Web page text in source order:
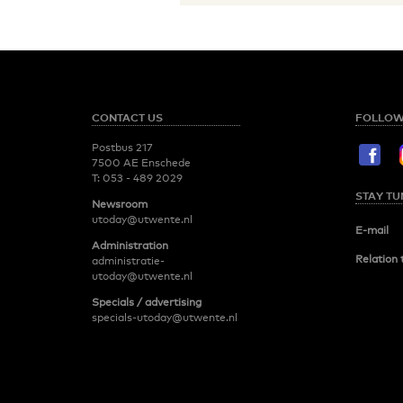
CONTACT US
Postbus 217
7500 AE Enschede
T: 053 - 489 2029
Newsroom
utoday@utwente.nl
Administration
administratie-
utoday@utwente.nl
Specials / advertising
specials-utoday@utwente.nl
STAY
E-mail
Relation